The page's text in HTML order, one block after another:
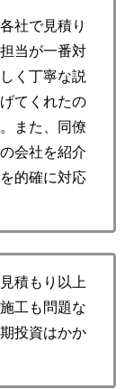
社で見積り
当が一番対
く丁寧な説
てくれたの
また、同僚
会社を紹介
的確に対応
積もり以上
工も問題な
投資はかか